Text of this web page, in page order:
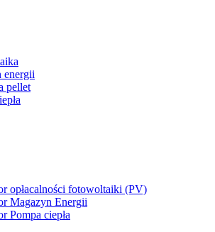
energii
pellet
opłacalności fotowoltaiki (PV)
Magazyn Energii
Pompa ciepła